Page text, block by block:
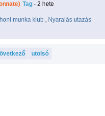
Tag - 2 hete
munka klub , Nyaralás utazás
utolsó